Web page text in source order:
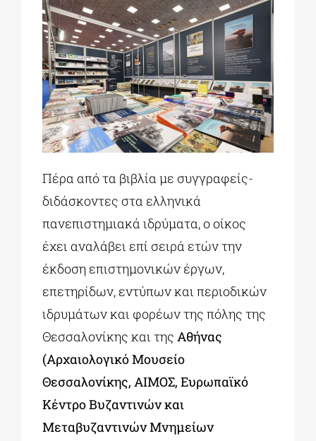
Πέρα από τα βιβλία με συγγραφείς-
διδάσκοντες στα ελληνικά
πανεπιστημιακά ιδρύματα, ο οίκος
έχει αναλάβει επί σειρά ετών την
έκδοση επιστημονικών έργων,
επετηρίδων, εντύπων και περιοδικών
ιδρυμάτων και φορέων της πόλης της
Θεσσαλονίκης και της Αθήνας
(Αρχαιολογικό Μουσείο
Θεσσαλονίκης, ΑΙΜΟΣ, Ευρωπαϊκό
Κέντρο Βυζαντινών και
Μεταβυζαντινών Μνημείων